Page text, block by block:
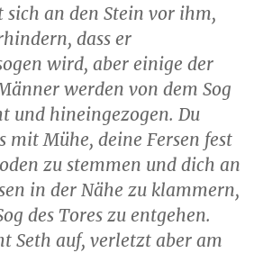
an den Stein vor ihm,
dass er
wird, aber einige der
werden von dem Sog
und hineingezogen. Du
mit Mühe, deine Fersen fest
zu stemmen und dich an
in der Nähe zu klammern,
des Tores zu entgehen.
Seth auf, verletzt aber am